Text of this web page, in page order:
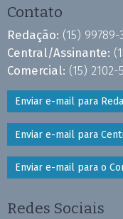
Contato
Redação: (15) 99789-
Central/Assinante:
Comercial: (15)
Enviar e-mail para
Enviar e-mail para
Enviar e-mail para o
Redes Sociais